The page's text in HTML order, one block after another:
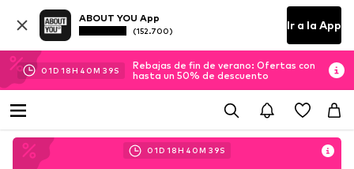
ABOUT YOU App
(152.700) Ir a la App
01D 18H 40M 38S
Rebajas de fin de verano: Ofertas con
hasta un 50% de descuento
01D 18H 40M 38S